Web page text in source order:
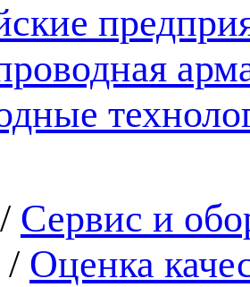
/ Сервис и
/ Оценка